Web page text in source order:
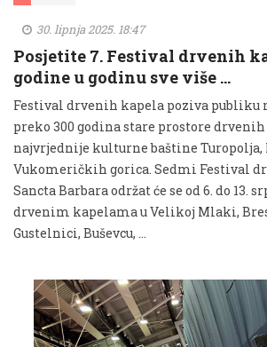
30. lipnja 2025. 18:47
Posjetite 7. Festival drvenih
godine u godinu sve više …
Festival drvenih kapela poziva publiku
preko 300 godina stare prostore
najvrjednije kulturne baštine Turopolja,
Vukomeričkih gorica. Sedmi Festival
Sancta Barbara održat će se od 6. do 13.
drvenim kapelama u Velikoj Mlaki,
Gustelnici, Buševcu, …